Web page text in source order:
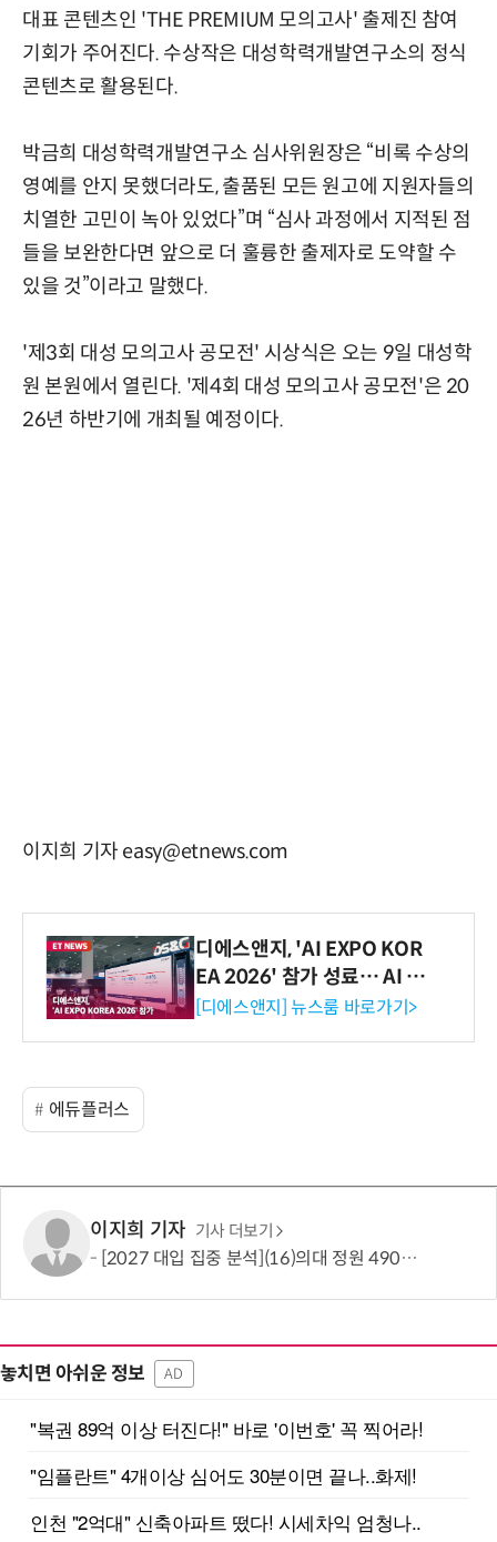
대표 콘텐츠인 'THE PREMIUM 모의고사' 출제진 참여
기회가 주어진다. 수상작은 대성학력개발연구소의 정식
콘텐츠로 활용된다.
박금희 대성학력개발연구소 심사위원장은 “비록 수상의
영예를 안지 못했더라도, 출품된 모든 원고에 지원자들의
치열한 고민이 녹아 있었다”며 “심사 과정에서 지적된 점
들을 보완한다면 앞으로 더 훌륭한 출제자로 도약할 수
있을 것”이라고 말했다.
'제3회 대성 모의고사 공모전' 시상식은 오는 9일 대성학
원 본원에서 열린다. '제4회 대성 모의고사 공모전'은 20
26년 하반기에 개최될 예정이다.
이지희 기자 easy@etnews.com
디에스앤지, 'AI EXPO KOR
EA 2026' 참가 성료… AI 전
생애주기 아우르는 통합 솔루
[디에스앤지] 뉴스룸 바로가기>
에듀플러스
이지희 기자 기사 더보기
[2027 대입 집중 분석](16)의대 정원 490명 늘었지만…서울·수도권은 전형 변화에 주목
놓치면 아쉬운 정보 AD